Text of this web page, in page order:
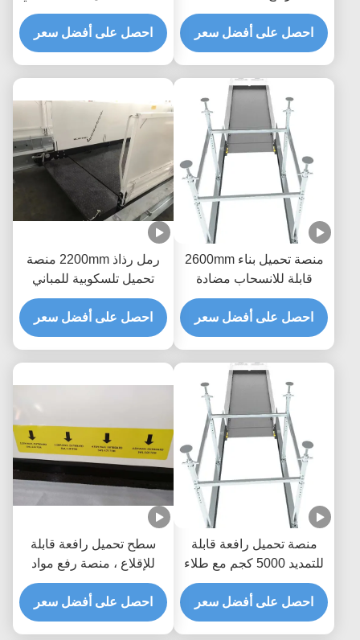
للانسحاب العرض
MLP2600
احصل على أفضل سعر
MLP3200-H
احصل على أفضل سعر
منصة تحميل بناء 2600mm
قابلة للانسحاب مضادة
للتآكل
احصل على أفضل سعر
رمل رذاذ 2200mm منصة
تحميل تلسكوبية للمباني
احصل على أفضل سعر
منصة تحميل رافعة قابلة
للتمديد 5000 كجم مع طلاء
إيبوكسي MLP2800-H
احصل على أفضل سعر
سطح تحميل رافعة قابلة
للإقلاع ، منصة رفع مواد
5000 كجم
احصل على أفضل سعر